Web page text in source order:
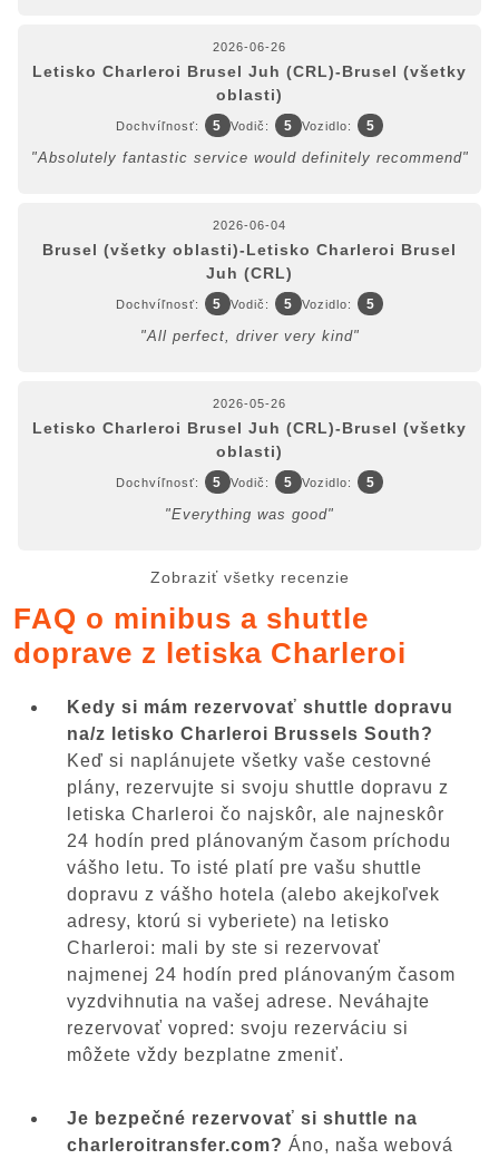
2026-06-26
Letisko Charleroi Brusel Juh (CRL)-Brusel (všetky
oblasti)
Dochvíľnosť: 5 Vodič: 5 Vozidlo: 5
"Absolutely fantastic service would definitely recommend"
2026-06-04
Brusel (všetky oblasti)-Letisko Charleroi Brusel
Juh (CRL)
Dochvíľnosť: 5 Vodič: 5 Vozidlo: 5
"All perfect, driver very kind"
2026-05-26
Letisko Charleroi Brusel Juh (CRL)-Brusel (všetky
oblasti)
Dochvíľnosť: 5 Vodič: 5 Vozidlo: 5
"Everything was good"
Zobraziť všetky recenzie
FAQ o minibus a shuttle
doprave z letiska Charleroi
Kedy si mám rezervovať shuttle dopravu
na/z letisko Charleroi Brussels South?
Keď si naplánujete všetky vaše cestovné
plány, rezervujte si svoju shuttle dopravu z
letiska Charleroi čo najskôr, ale najneskôr
24 hodín pred plánovaným časom príchodu
vášho letu. To isté platí pre vašu shuttle
dopravu z vášho hotela (alebo akejkoľvek
adresy, ktorú si vyberiete) na letisko
Charleroi: mali by ste si rezervovať
najmenej 24 hodín pred plánovaným časom
vyzdvihnutia na vašej adrese. Neváhajte
rezervovať vopred: svoju rezerváciu si
môžete vždy bezplatne zmeniť.
Je bezpečné rezervovať si shuttle na
charleroitransfer.com? Áno, naša webová